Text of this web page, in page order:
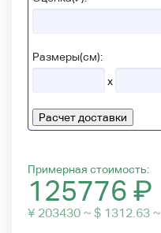
Размеры(см):
x
Расчет доставки
Примерная стоимость:
125776 ₽
¥ 203430 ~ $ 1312.63 ~